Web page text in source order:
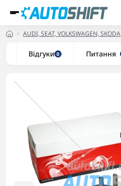
AUDI, SEAT, VOLKSWAGEN, SKODA
Відгуки 0 Питання